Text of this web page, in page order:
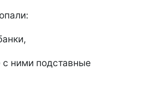
с ними подставные